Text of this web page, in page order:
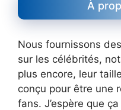
À
Nous fournissons
sur les célébrités,
plus encore, leur
conçu pour être une
fans. J’espère que